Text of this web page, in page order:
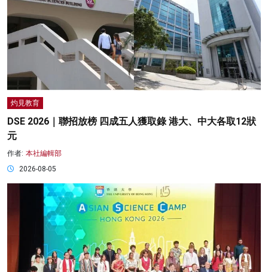
灼見教育
DSE 2026｜聯招放榜 四成五人獲取錄 港大、中大各取12狀
元
作者: 本社編輯部
2026-08-05